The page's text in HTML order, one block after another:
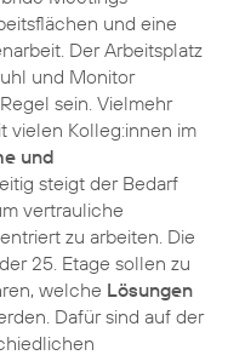
und eine
Der Arbeitsplatz
und Monitor
sein. Vielmehr
vielen Kolleg:innen im
und
steigt der Bedarf
vertrauliche
zu arbeiten. Die
25. Etage sollen zu
welche Lösungen
Dafür sind auf der